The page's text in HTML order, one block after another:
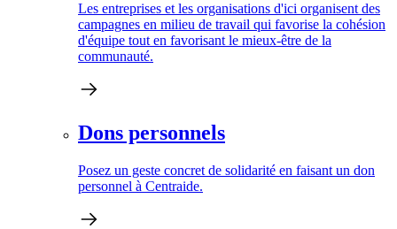
Les entreprises et les organisations d'ici organisent des
campagnes en milieu de travail qui favorise la cohésion
d'équipe tout en favorisant le mieux-être de la
communauté.
Dons personnels
Posez un geste concret de solidarité en faisant un don
personnel à Centraide.